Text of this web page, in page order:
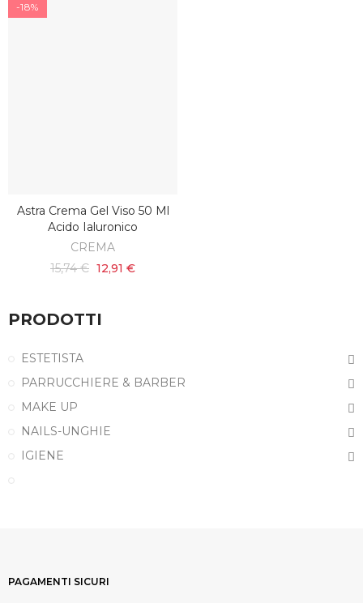
-18%
AGGIUNGI AL CARRELLO
Astra Crema Gel Viso 50 Ml
Acido Ialuronico
CREMA
15,74 € 12,91 €
PRODOTTI
ESTETISTA
PARRUCCHIERE & BARBER
MAKE UP
NAILS-UNGHIE
IGIENE
PAGAMENTI SICURI